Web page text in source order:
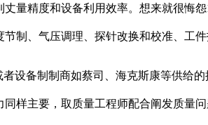
丈量精度和设备利用效率。想来就很悔
制、气压调理、探针改换和校准、工
备制制商如蔡司、海克斯康等供给的
同样主要，取质量工程师配合阐发质量